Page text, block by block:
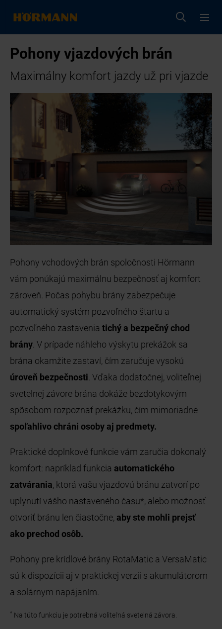
Pohony vjazdových brán
Maximálny komfort jazdy už pri vjazde
Pohony vchodových brán spoločnosti Hörmann
vám ponúkajú maximálnu bezpečnosť aj komfort
zároveň. Počas pohybu brány zabezpečuje
automatický systém pozvoľného štartu a
pozvoľného zastaveniatichý a bezpečný chod
brány. V prípade náhleho výskytu prekážok sa
brána okamžite zastaví, čím zaručuje vysokú
úroveň bezpečnosti. Vďaka dodatočnej, voliteľnej
svetelnej závore brána dokáže bezdotykovým
spôsobom rozpoznať prekážku, čím mimoriadne
spoľahlivo chráni osoby aj predmety.
Praktické doplnkové funkcie vám zaručia dokonalý
komfort: napríklad funkcia automatického
zatvárania, ktorá vašu vjazdovú bránu zatvorí po
uplynutí vášho nastaveného času*, alebo možnosť
otvoriť bránu len čiastočne, aby ste mohli prejsť
ako prechod osôb.
Pohony pre krídlové brány RotaMatic a VersaMatic
sú k dispozícii aj v praktickej verzii s akumulátorom
a solárnym napájaním.
* Na túto funkciu je potrebná voliteľná svetelná závora.